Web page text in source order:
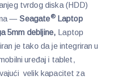
tvrdog diska (HDD)
— Seagate®Laptop
5mm debljine, Laptop
je tako da je integriran u
uređaj i tablet,
velik kapacitet za